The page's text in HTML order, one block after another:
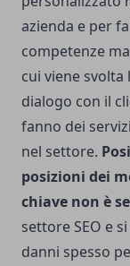
azienda e per
competenze
cui viene
dialogo con il
fanno dei
nel settore.
posizioni dei
chiave non è
settore SEO e
danni spesso